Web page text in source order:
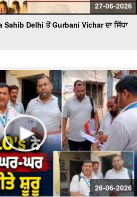
27-06-2026
Delhi ਤੋਂ Gurbani Vichar ਦਾ ਸਿੱਧਾ
26-06-2026